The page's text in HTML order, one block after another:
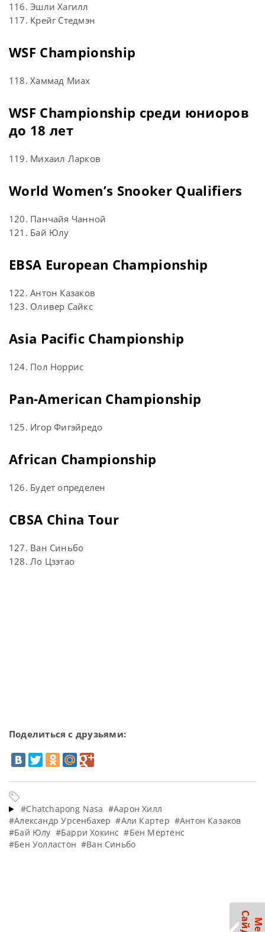
116. Эшли Хагилл
117. Крейг Стедмэн
WSF Championship
118. Хаммад Миах
WSF Championship среди юниоров
до 18 лет
119. Михаил Ларков
World Women’s Snooker Qualifiers
120. Панчайя Чанной
121. Бай Юлу
EBSA European Championship
122. Антон Казаков
123. Оливер Сайкс
Asia Pacific Championship
124. Пол Норрис
Pan-American Championship
125. Игор Фигэйредо
African Championship
126. Будет определен
CBSA China Tour
127. Ван Синьбо
128. Ло Цзэтао
Поделиться с друзьями:
#Chatchapong Nasa #Аарон Хилл
#Александр Урсенбахер #Али Картер #Антон Казаков
#Бай Юлу #Барри Хокинс #Бен Мертенс
#Бен Уолластон #Ван Синьбо